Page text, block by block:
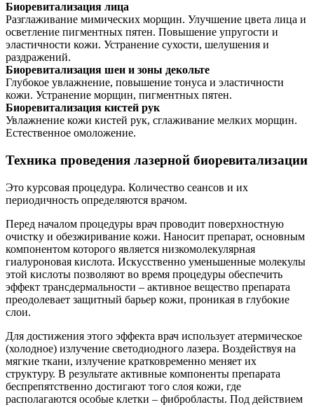
Биоревитализация лица
Разглаживание мимических морщин. Улучшение цвета лица и
осветление пигментных пятен. Повышение упругости и
эластичности кожи. Устранение сухости, шелушения и
раздражений.
Биоревитализация шеи и зоны декольте
Глубокое увлажнение, повышение тонуса и эластичности
кожи. Устранение морщин, пигментных пятен.
Биоревитализация кистей рук
Увлажнение кожи кистей рук, сглаживание мелких морщин.
Естественное омоложение.
Техника проведения лазерной биоревитализации
Это курсовая процедура. Количество сеансов и их
периодичность определяются врачом.
Перед началом процедуры врач проводит поверхностную
очистку и обезжиривание кожи. Наносит препарат, основным
компонентом которого является низкомолекулярная
гиалуроновая кислота. Искусственно уменьшенные молекулы
этой кислоты позволяют во время процедуры обеспечить
эффект трансдермальности – активное вещество препарата
преодолевает защитный барьер кожи, проникая в глубокие
слои.
Для достижения этого эффекта врач использует атермическое
(холодное) излучение светодиодного лазера. Воздействуя на
мягкие ткани, излучение кратковременно меняет их
структуру. В результате активные компоненты препарата
беспрепятственно достигают того слоя кожи, где
располагаются особые клетки – фибробласты. Под действием